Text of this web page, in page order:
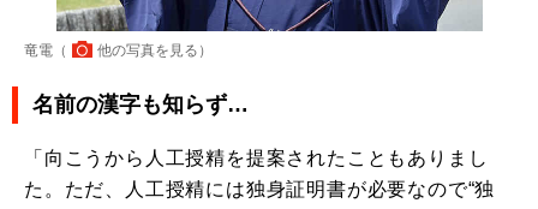
竜電（ 他の写真を見る ）
名前の漢字も知らず…
「向こうから人工授精を提案されたこともありまし
た。ただ、人工授精には独身証明書が必要なので“独